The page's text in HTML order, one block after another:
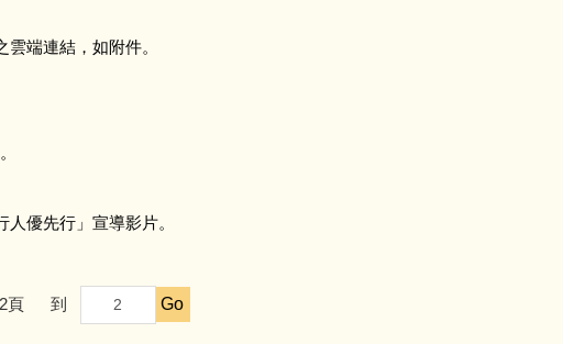
端連結，如附件。
優先行」宣導影片。
頁 到 Go